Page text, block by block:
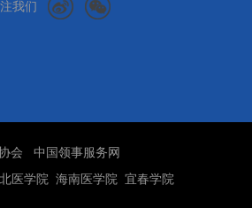
我们
会
中国领事服务网
医学院 海南医学院 宜春学院